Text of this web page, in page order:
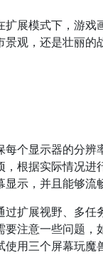
展模式下，游戏
观，还是壮丽的
个显示器的分辨
根据实际情况进
示，并且能够流
扩展视野、多任
注意一些问题，
用三个屏幕玩魔